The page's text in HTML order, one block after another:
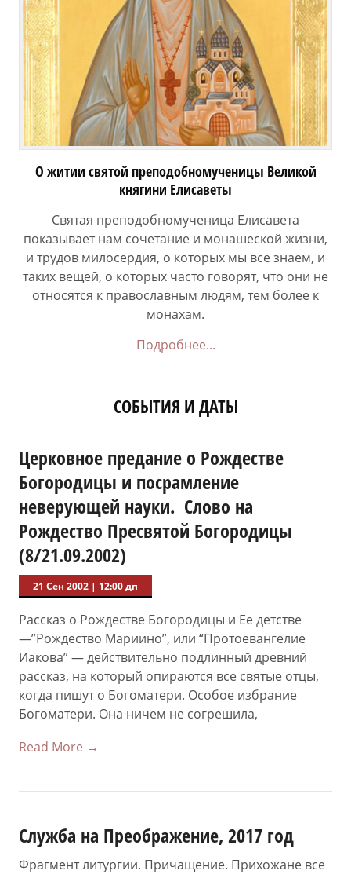
О житии святой преподобномученицы Великой
княгини Елисаветы
Святая преподобномученица Елисавета
показывает нам сочетание и монашеской жизни,
и трудов милосердия, о которых мы все знаем, и
таких вещей, о которых часто говорят, что они не
относятся к православным людям, тем более к
монахам.
Подробнее...
CОБЫТИЯ И ДАТЫ
Церковное предание о Рождестве
Богородицы и посрамление
неверующей науки. Слово на
Рождество Пресвятой Богородицы
(8/21.09.2002)
21 Сен 2002 | 12:00 дп
Рассказ о Рождестве Богородицы и Ее детстве
—”Рождество Мариино”, или “Протоевангелие
Иакова” — действительно подлинный древний
рассказ, на который опираются все святые отцы,
когда пишут о Богоматери. Особое избрание
Богоматери. Она ничем не согрешила,
Read More →
Служба на Преображение, 2017 год
Фрагмент литургии. Причащение. Прихожане все